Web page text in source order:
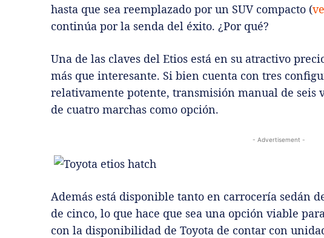
hasta que sea reemplazado por un SUV compacto (
continúa por la senda del éxito. ¿Por qué?
Una de las claves del Etios está en su atractivo
más que interesante. Si bien cuenta con tres
relativamente potente, transmisión manual de seis
de cuatro marchas como opción.
- Advertisement -
Además está disponible tanto en carrocería sedán
de cinco, lo que hace que sea una opción viable
con la disponibilidad de Toyota de contar con